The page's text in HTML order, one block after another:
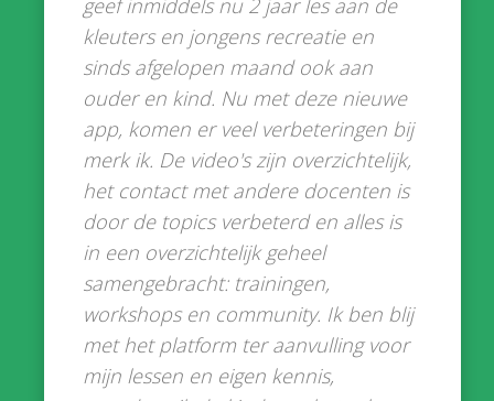
geef inmiddels nu 2 jaar les aan de
kleuters en jongens recreatie en
sinds afgelopen maand ook aan
ouder en kind. Nu met deze nieuwe
app, komen er veel verbeteringen bij
merk ik. De video's zijn overzichtelijk,
het contact met andere docenten is
door de topics verbeterd en alles is
in een overzichtelijk geheel
samengebracht: trainingen,
workshops en community. Ik ben blij
met het platform ter aanvulling voor
mijn lessen en eigen kennis,